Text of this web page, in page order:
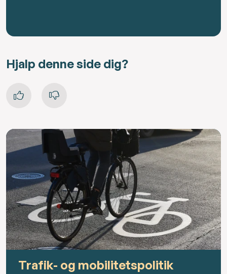
Hjalp denne side dig?
Trafik- og mobilitetspolitik